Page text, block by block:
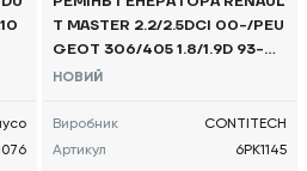
T MASTER 2.2/2.5DCI 00-/PEU
GEOT 306/405 1.8/1.9D 93-0
1/FORD FIESTA 1.8 00-02, - 6
НОВИЙ
Виробник
CONTITECH
Артикул
6PK1145